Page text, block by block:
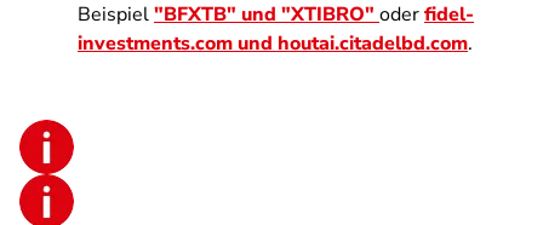
Beispiel"BFXTB" und "XTIBRO" oderfidel-
investments.com und houtai.citadelbd.com.